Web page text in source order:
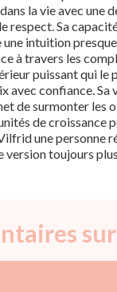
la vie avec
respect. Sa
intuition
à travers les
puissant qui le
avec confiance.
de surmonter les
de croissance
une personne
version toujours